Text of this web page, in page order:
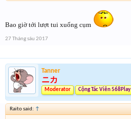
Bao giờ tới lượt tui xuống cụm
27 Tháng sáu 2017
Tanner
ニカ
Moderator Cộng Tác Viên 568Play
Raito said: ↑